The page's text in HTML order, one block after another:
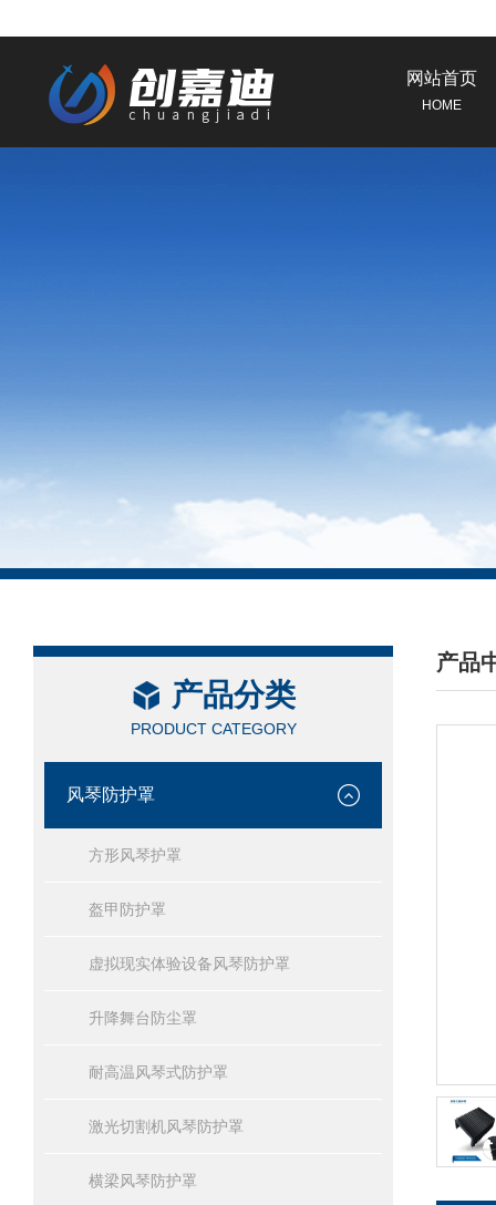
网站首页
HOME
产品分类
PRODUCT CATEGORY
风琴防护罩
方形风琴护罩
盔甲防护罩
虚拟现实体验设备风琴防护罩
升降舞台防尘罩
耐高温风琴式防护罩
激光切割机风琴防护罩
横梁风琴防护罩
产品
/